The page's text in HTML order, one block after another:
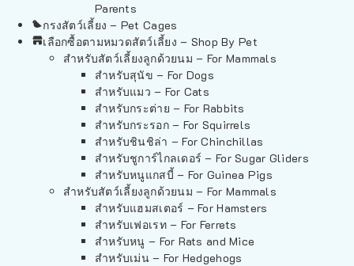
Parents
กรงสัตว์เลี้ยง – Pet Cages
เลือกซื้อตามหมวดสัตว์เลี้ยง – Shop By Pet
สำหรับสัตว์เลี้ยงลูกด้วยนม – For Mammals
สำหรับสุนัข – For Dogs
สำหรับแมว – For Cats
สำหรับกระต่าย – For Rabbits
สำหรับกระรอก – For Squirrels
สำหรับชินชิล่า – For Chinchillas
สำหรับชูการ์ไกลเดอร์ – For Sugar Gliders
สำหรับหนูแกสบี้ – For Guinea Pigs
สำหรับสัตว์เลี้ยงลูกด้วยนม – For Mammals
สำหรับแฮมสเตอร์ – For Hamsters
สำหรับเฟอเรท – For Ferrets
สำหรับหนู – For Rats and Mice
สำหรับเม่น – For Hedgehogs